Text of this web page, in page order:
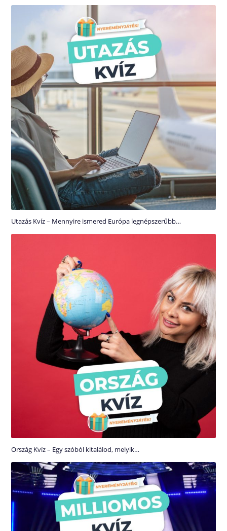
Utazás Kvíz – Mennyire ismered Európa legnépszerűbb…
Ország Kvíz – Egy szóból kitalálod, melyik…